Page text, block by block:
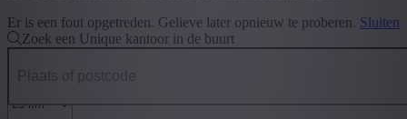
Er is een fout opgetreden. Gelieve later opnieuw te proberen. Sluiten
Zoek een Unique kantoor in de buurt